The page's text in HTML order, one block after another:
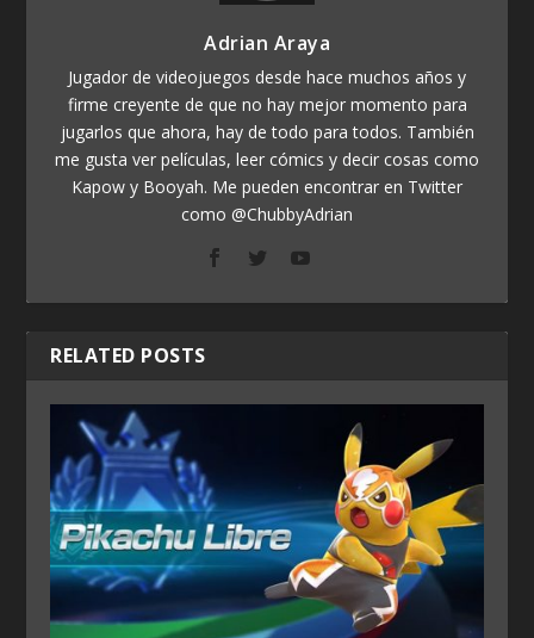
Adrian Araya
Jugador de videojuegos desde hace muchos años y
firme creyente de que no hay mejor momento para
jugarlos que ahora, hay de todo para todos. También
me gusta ver películas, leer cómics y decir cosas como
Kapow y Booyah. Me pueden encontrar en Twitter
como @ChubbyAdrian
RELATED POSTS